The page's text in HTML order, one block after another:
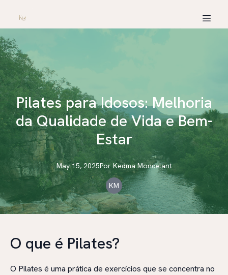
Pilates para Idosos: Melhoria
da Qualidade de Vida e Bem-
Estar
May 15, 2025Por Kedma Moncelant
KM
O que é Pilates?
O Pilates é uma prática de exercícios que se concentra no